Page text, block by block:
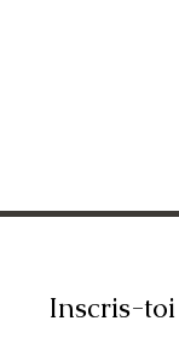
Inscris-